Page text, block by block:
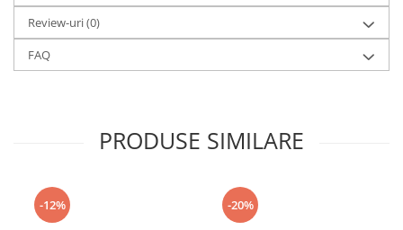
Review-uri(0)
FAQ
PRODUSE SIMILARE
-12% -20%